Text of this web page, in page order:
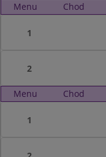
Menu Chod
1
2
Menu Chod
1